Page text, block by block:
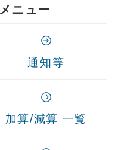
ニュー
通知等
加算/減算 一覧